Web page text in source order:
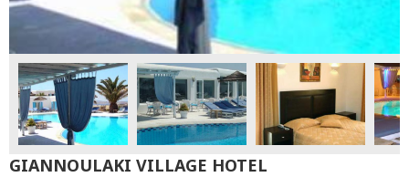
GIANNOULAKI VILLAGE HOTEL